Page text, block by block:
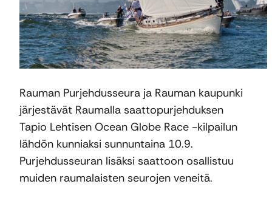
Rauman Purjehdusseura ja Rauman kaupunki
järjestävät Raumalla saattopurjehduksen
Tapio Lehtisen Ocean Globe Race -kilpailun
lähdön kunniaksi sunnuntaina 10.9.
Purjehdusseuran lisäksi saattoon osallistuu
muiden raumalaisten seurojen veneitä.